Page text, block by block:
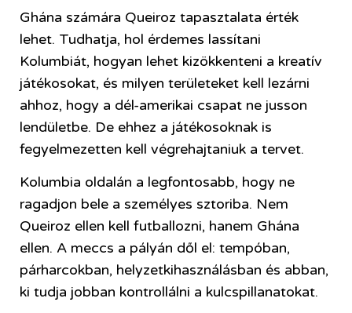
Ghána számára Queiroz tapasztalata érték
lehet. Tudhatja, hol érdemes lassítani
Kolumbiát, hogyan lehet kizökkenteni a kreatív
játékosokat, és milyen területeket kell lezárni
ahhoz, hogy a dél-amerikai csapat ne jusson
lendületbe. De ehhez a játékosoknak is
fegyelmezetten kell végrehajtaniuk a tervet.
Kolumbia oldalán a legfontosabb, hogy ne
ragadjon bele a személyes sztoriba. Nem
Queiroz ellen kell futballozni, hanem Ghána
ellen. A meccs a pályán dől el: tempóban,
párharcokban, helyzetkihasználásban és abban,
ki tudja jobban kontrollálni a kulcspillanatokat.